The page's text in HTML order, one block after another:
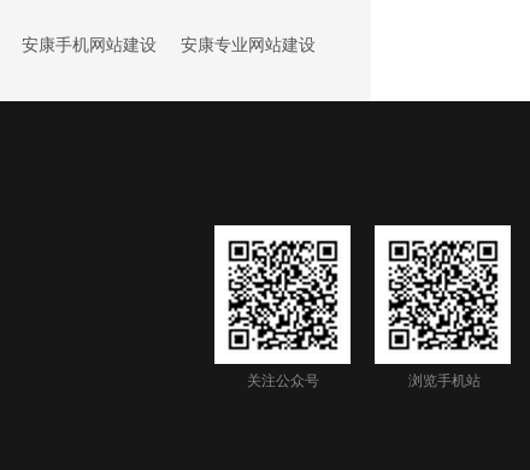
安康手机网站建设 安康专业网站建设
关注公众号 浏览手机站